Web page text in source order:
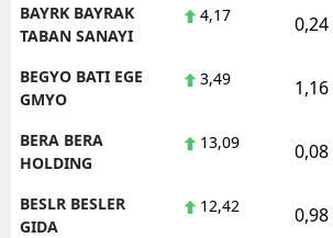
BAYRK BAYRAK
TABAN SANAYI
4,17 0,24
BEGYO BATI EGE
GMYO
3,49 1,16
BERA BERA
HOLDING
13,09 0,08
BESLR BESLER
GIDA
12,42 0,98